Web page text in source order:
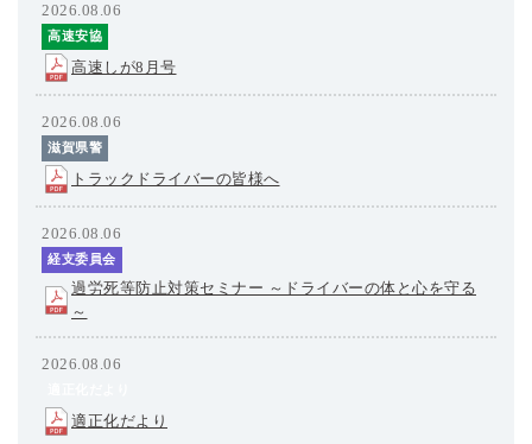
2026.08.06
高速安協
高速しが8月号
2026.08.06
滋賀県警
トラックドライバーの皆様へ
2026.08.06
経支委員会
過労死等防止対策セミナー ～ドライバーの体と心を守る
～
2026.08.06
適正化だより